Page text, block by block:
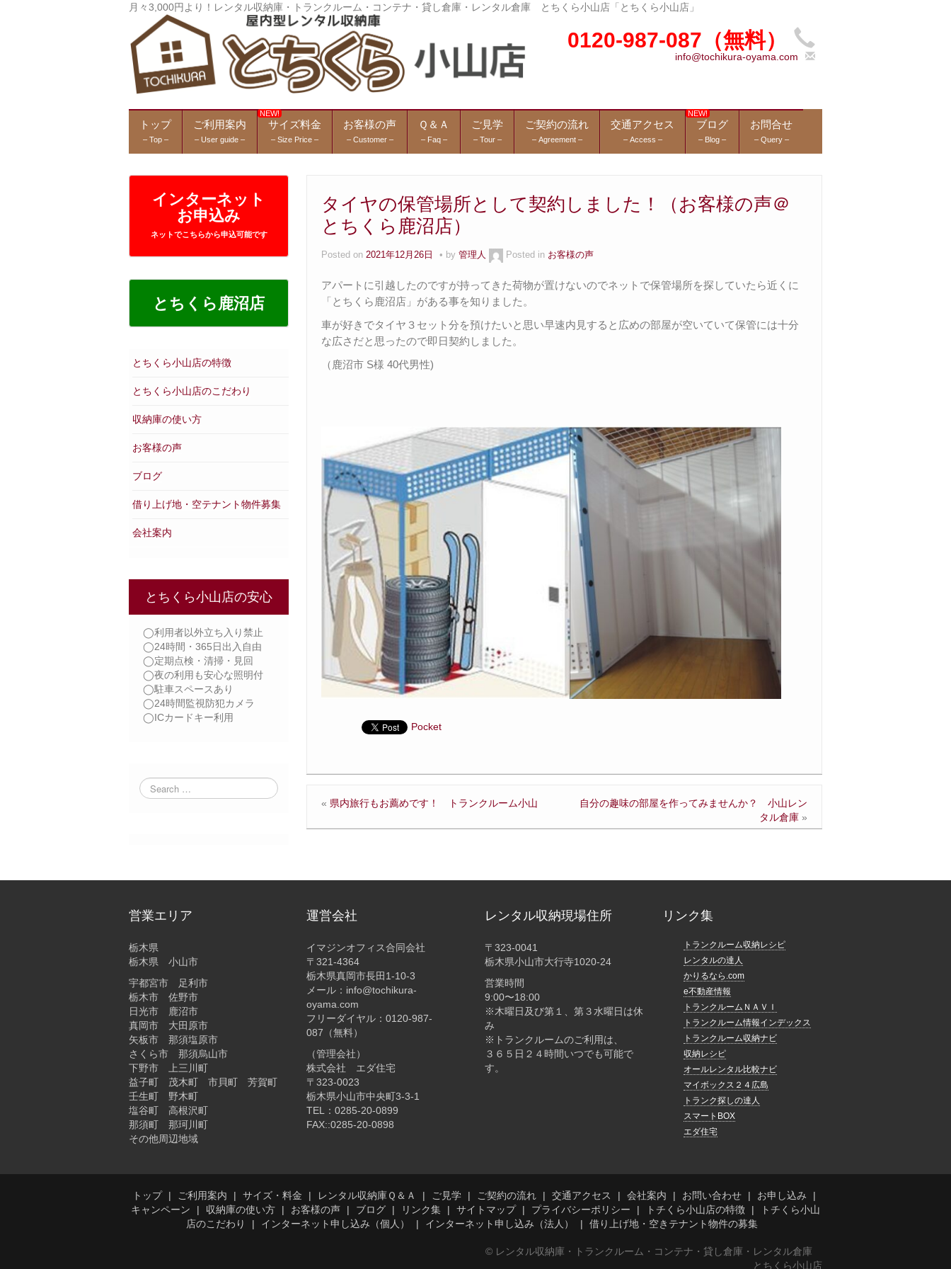
月々3,000円より！レンタル収納庫・トランクルーム・コンテナ・貸し倉庫・レンタル倉庫 とちくら小山店「とちくら小山店」
0120-987-087（無料）
info@tochikura-oyama.com
トップ
– Top –
ご利用案内
– User guide –
サイズ料金
– Size Price –
お客様の声
– Customer –
Ｑ＆Ａ
– Faq –
ご見学
– Tour –
ご契約の流れ
– Agreement –
交通アクセス
– Access –
ブログ
– Blog –
お問合せ
– Query –
インターネット
お申込み
ネットでこちらから申込可能です
とちくら鹿沼店
とちくら小山店の特徴
とちくら小山店のこだわり
収納庫の使い方
お客様の声
ブログ
借り上げ地・空テナント物件募集
会社案内
とちくら小山店の安心
◯利用者以外立ち入り禁止
◯24時間・365日出入自由
◯定期点検・清掃・見回
◯夜の利用も安心な照明付
◯駐車スペースあり
◯24時間監視防犯カメラ
◯ICカードキー利用
タイヤの保管場所として契約しました！（お客様の声＠
とちくら鹿沼店）
Posted on2021年12月26日 by管理人 Posted in お客様の声
アパートに引越したのですが持ってきた荷物が置けないのでネットで保管場所を探していたら近くに
「とちくら鹿沼店」がある事を知りました。
車が好きでタイヤ３セット分を預けたいと思い早速内見すると広めの部屋が空いていて保管には十分
な広さだと思ったので即日契約しました。
（鹿沼市 S様 40代男性)
Pocket
« 県内旅行もお薦めです！ トランクルーム小山
自分の趣味の部屋を作ってみませんか？ 小山レン
タル倉庫»
営業エリア
栃木県
栃木県 小山市
宇都宮市 足利市
栃木市 佐野市
日光市 鹿沼市
真岡市 大田原市
矢板市 那須塩原市
さくら市 那須烏山市
下野市 上三川町
益子町 茂木町 市貝町 芳賀町
壬生町 野木町
塩谷町 高根沢町
那須町 那珂川町
その他周辺地域
運営会社
イマジンオフィス合同会社
〒321-4364
栃木県真岡市長田1-10-3
メール：info@tochikura-
oyama.com
フリーダイヤル：0120-987-
087（無料）
（管理会社）
株式会社 エダ住宅
〒323-0023
栃木県小山市中央町3-3-1
TEL：0285-20-0899
FAX::0285-20-0898
レンタル収納現場住所
〒323-0041
栃木県小山市大行寺1020-24
営業時間
9:00〜18:00
※木曜日及び第１、第３水曜日は休
み
※トランクルームのご利用は、
３６５日２４時間いつでも可能で
す。
リンク集
トランクルーム収納レシピ
レンタルの達人
かりるなら.com
e不動産情報
トランクルームＮＡＶＩ
トランクルーム情報インデックス
トランクルーム収納ナビ
収納レシピ
オールレンタル比較ナビ
マイボックス２４広島
トランク探しの達人
スマートBOX
エダ住宅
トップ ご利用案内 サイズ・料金 レンタル収納庫Ｑ＆Ａ ご見学 ご契約の流れ 交通アクセス 会社案内 お問い合わせ
お申し込み
キャンペーン
収納庫の使い方 お客様の声 ブログ リンク集 サイトマップ プライバシーポリシー トチくら小山店の特徴
トチくら小山
店のこだわり
インターネット申し込み（個人） インターネット申し込み（法人） 借り上げ地・空きテナント物件の募集
© レンタル収納庫・トランクルーム・コンテナ・貸し倉庫・レンタル倉庫
とちくら小山店